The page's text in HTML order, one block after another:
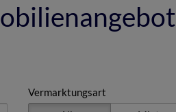
Vermarktungsart